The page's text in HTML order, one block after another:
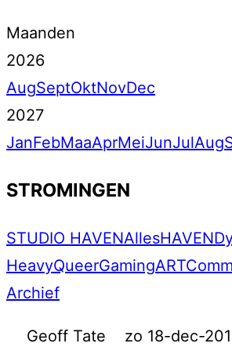
Maanden
2026
AugSeptOktNovDec
2027
JanFebMaaAprMeiJunJulAug
STROMINGEN
STUDIO HAVENAllesHAVEN
HeavyQueerGamingART
Archief
Geoff Tate zo 18-dec-